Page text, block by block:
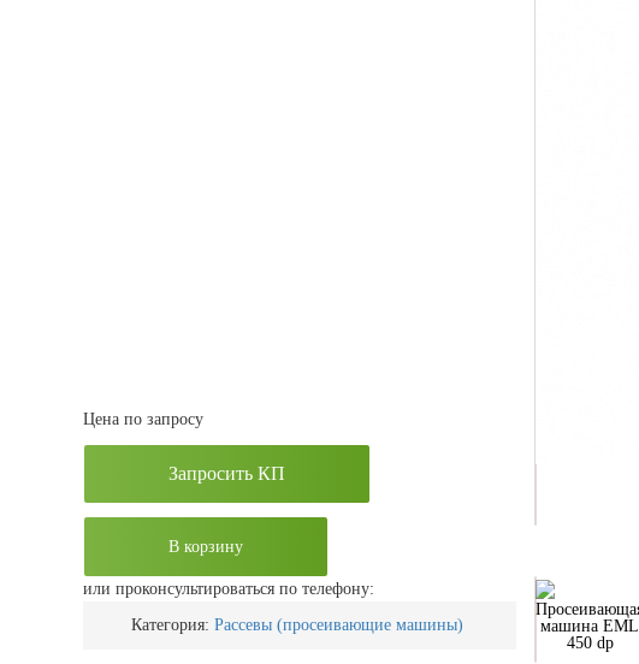
Цена по запросу
Запросить КП
В корзину
или проконсультироваться по телефону:
Категория: Рассевы (просеивающие машины)
машина EML
450 dp